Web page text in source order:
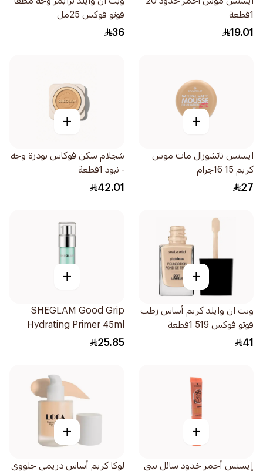
1قطعة
19.01
فوتو فوكس 25مل
36
+
ايسنس ناتشورال مات موس
كريم 15 16جرام
27
+
شجلام سكن فوكاس بودرة وجه
- نيود 1قطعة
42.01
+
ويت ان وايلد كريم أساس رطب
فوتو فوكس 519 1قطعة
41
+
SHEGLAM Good Grip
Hydrating Primer 45ml
25.85
+
إيسنس أحمر خدود سائل بيبي
+
لوكا كريم أساس دريمي جلووي